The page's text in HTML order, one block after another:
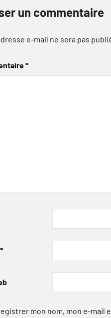
un commentaire
e-mail ne sera pas
*
*
mon nom, mon e-mail